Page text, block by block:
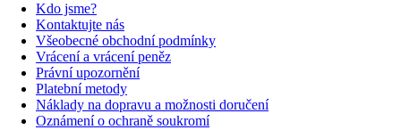
Kdo jsme?
Kontaktujte nás
Všeobecné obchodní podmínky
Vrácení a vrácení peněz
Právní upozornění
Platební metody
Náklady na dopravu a možnosti doručení
Oznámení o ochraně soukromí